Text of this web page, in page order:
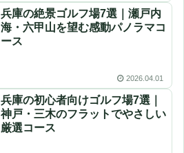
兵庫の絶景ゴルフ場7選｜瀬戸内
海・六甲山を望む感動パノラマコ
ース
2026.04.01
兵庫の初心者向けゴルフ場7選｜
神戸・三木のフラットでやさしい
厳選コース